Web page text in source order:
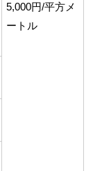
5,000円/平方メ
ートル